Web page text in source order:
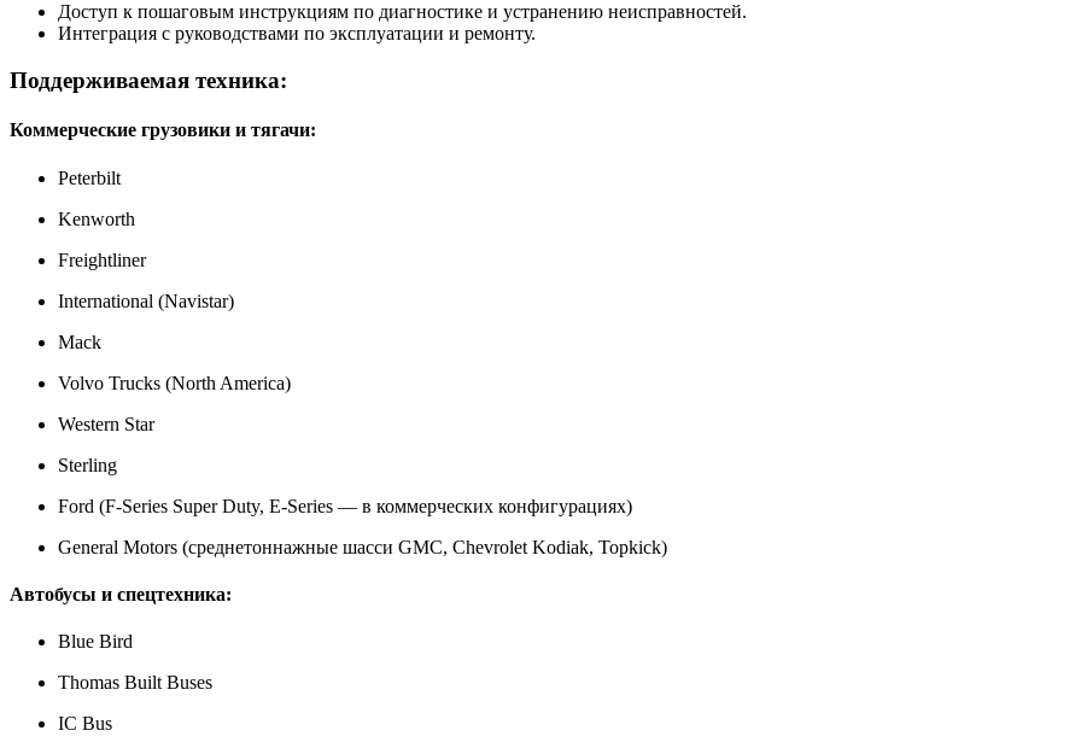
Доступ к пошаговым инструкциям по диагностике и устранению неисправностей.
Интеграция с руководствами по эксплуатации и ремонту.
Поддерживаемая техника:
Коммерческие грузовики и тягачи:
Peterbilt
Kenworth
Freightliner
International (Navistar)
Mack
Volvo Trucks (North America)
Western Star
Sterling
Ford (F-Series Super Duty, E-Series — в коммерческих конфигурациях)
General Motors (среднетоннажные шасси GMC, Chevrolet Kodiak, Topkick)
Автобусы и спецтехника:
Blue Bird
Thomas Built Buses
IC Bus